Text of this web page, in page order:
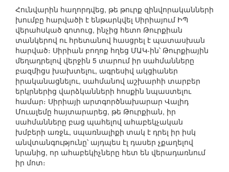
Հունվարին հաղորդվեց, թե թուրք զինվորականների
խումբը հարվածի է ենթարկվել Սիրիայում ԻՊ
վերահսկած գոտուց, ինչից հետո Թուրքիան
տանկերով ու հրետանով հասցրել է պատասխան
հարված։ Սիրիան բողոք հղեց ՄԱԿ-ին՝ Թուրքիային
մեղադրելով վերջին 5 տարում իր սահմանները
բազմիցս խախտելու, ագրեսիվ ակցիաներ
իրականացնելու, սահմանով աշխարհի տարբեր
երկրներից վարձկանների հոսքին նպաստելու
համար։ Սիրիայի արտգործնախարար Վալիդ
Մուալեմը հայտարարեց, թե Թուրքիան, իր
սահմանները բաց պահելով ահաբեկչական
խմբերի առջև, սպառնալիքի տակ է դրել իր իսկ
անվտանգությունը՝ այդպես էլ դասեր չքաղելով
նրանից, որ ահաբեկիչները հետ են վերադառնում
իր մոտ։